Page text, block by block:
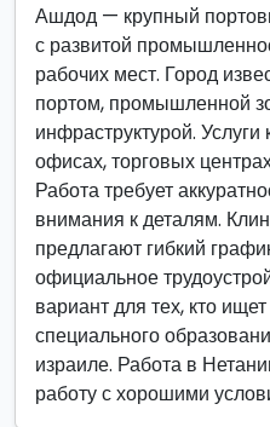
Ашдод — крупный
с развитой
рабочих мест. Город
портом, промышленной
инфраструктурой.
офисах, торговых
Работа требует
внимания к деталям.
предлагают гибкий
официальное
вариант для тех, кто
специального
израиле. Работа в
работу с хорошими